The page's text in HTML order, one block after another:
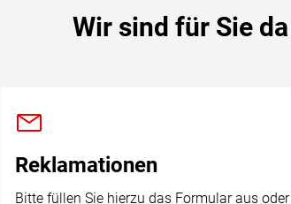
Wir sind für Sie da
Reklamationen
Bitte füllen Sie hierzu das Formular aus oder